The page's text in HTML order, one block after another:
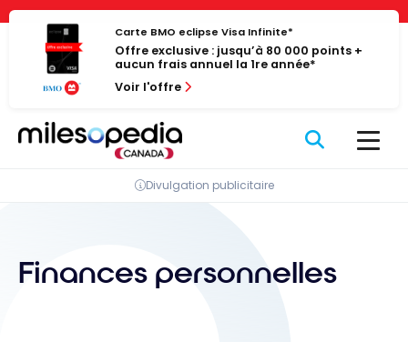
Panneau de gestion des cookies
Passer
contenu
Carte BMO eclipse Visa Infinite*
Offre exclusive : jusqu’à 80 000 points +
aucun frais annuel la 1re année*
Voir l'offre
Divulgation publicitaire
Finances personnelles